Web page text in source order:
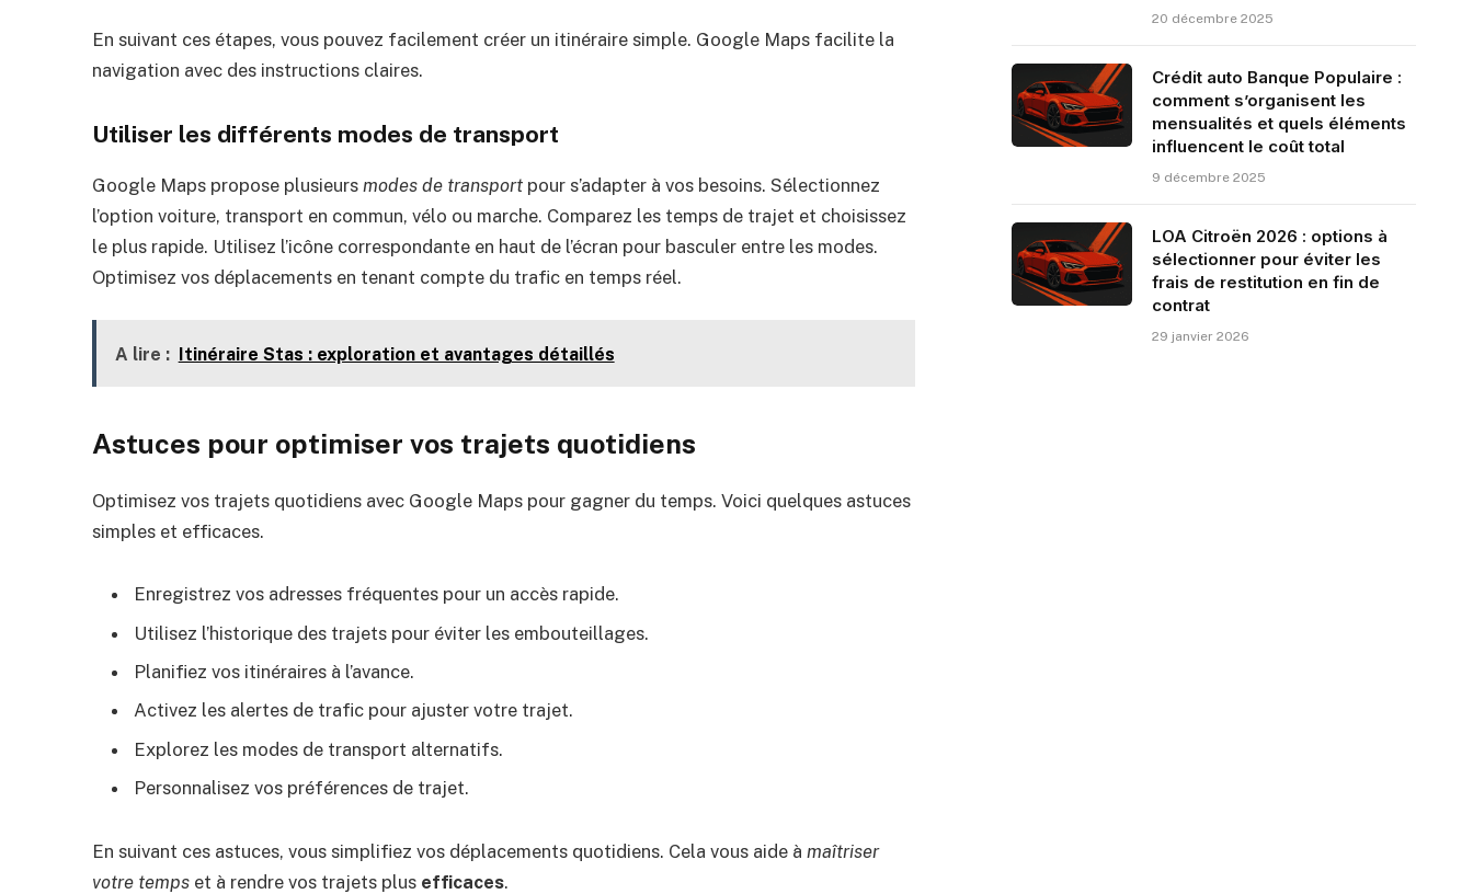
En suivant ces étapes, vous pouvez facilement créer un itinéraire simple. Google Maps facilite la
navigation avec des instructions claires.
Utiliser les différents modes de transport
Google Maps propose plusieursmodes de transport pour s’adapter à vos besoins. Sélectionnez
l’option voiture, transport en commun, vélo ou marche. Comparez les temps de trajet et choisissez
le plus rapide. Utilisez l’icône correspondante en haut de l’écran pour basculer entre les modes.
Optimisez vos déplacements en tenant compte du trafic en temps réel.
A lire : Itinéraire Stas : exploration et avantages détaillés
Astuces pour optimiser vos trajets quotidiens
Optimisez vos trajets quotidiens avec Google Maps pour gagner du temps. Voici quelques astuces
simples et efficaces.
Enregistrez vos adresses fréquentes pour un accès rapide.
Utilisez l’historique des trajets pour éviter les embouteillages.
Planifiez vos itinéraires à l’avance.
Activez les alertes de trafic pour ajuster votre trajet.
Explorez les modes de transport alternatifs.
Personnalisez vos préférences de trajet.
En suivant ces astuces, vous simplifiez vos déplacements quotidiens. Cela vous aide àmaîtriser
votre temps et à rendre vos trajets plus efficaces.
20 décembre 2025
Crédit auto Banque Populaire :
comment s’organisent les
mensualités et quels éléments
influencent le coût total
9 décembre 2025
LOA Citroën 2026 : options à
sélectionner pour éviter les
frais de restitution en fin de
contrat
29 janvier 2026